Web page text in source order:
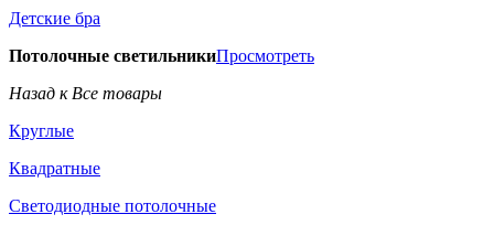
Детские бра
Потолочные светильникиПросмотреть
Назад к Все товары
Круглые
Квадратные
Светодиодные потолочные